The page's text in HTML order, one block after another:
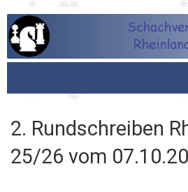
2. Rundschreiben
25/26 vom